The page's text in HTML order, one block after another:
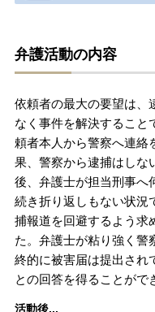
弁護活動の内容
依頼者の最大の要望は、
なく事件を解決すること
頼者本人から警察へ連絡
果、警察から逮捕はしな
後、弁護士が担当刑事へ
続き折り返しもない状況
捕報道を回避するよう求
た。弁護士が粘り強く警
終的に被害届は提出され
との回答を得ることがで
活動後...